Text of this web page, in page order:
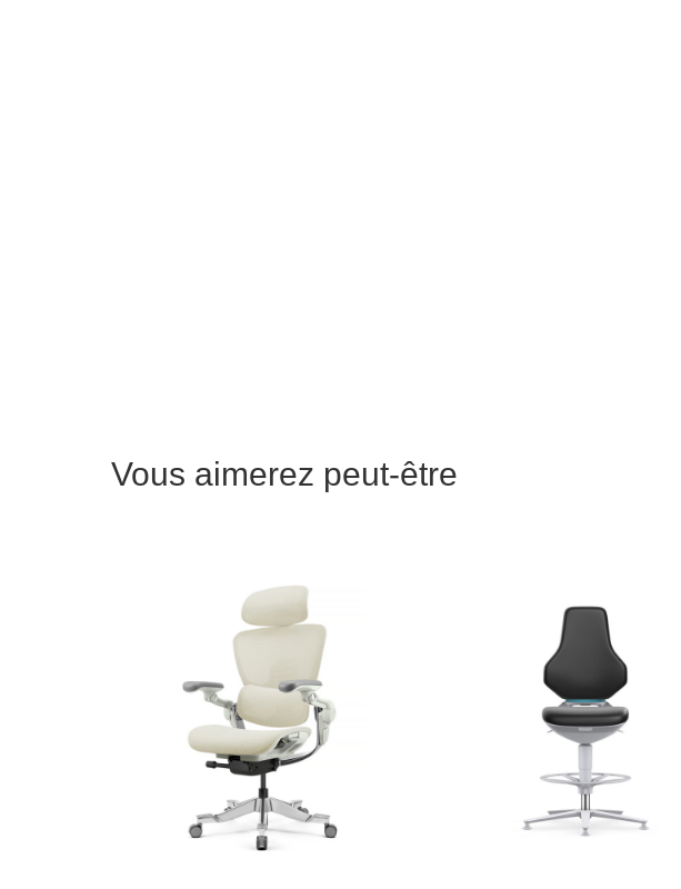
Vous aimerez peut-être